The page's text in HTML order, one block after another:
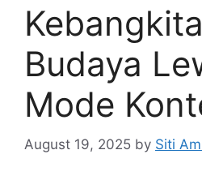
Budaya
Mode
August 19, 2025 by Siti